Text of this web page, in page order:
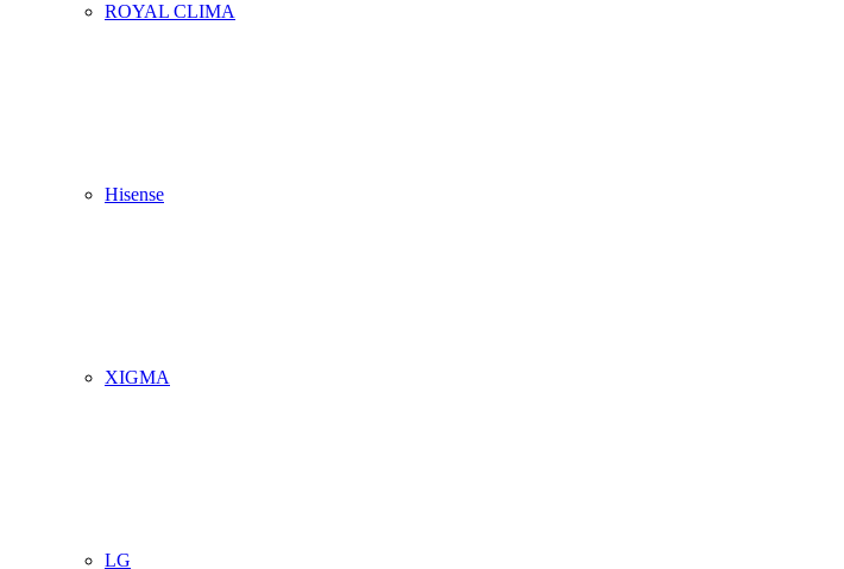
ROYAL CLIMA
Hisense
XIGMA
LG